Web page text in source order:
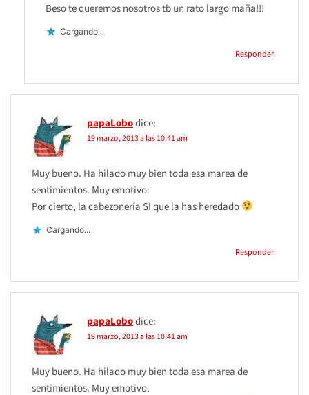
Beso te queremos nosotros tb un rato largo maña!!!
Cargando...
Responder
papaLobodice:
19 marzo, 2013 a las 10:41 am
Muy bueno. Ha hilado muy bien toda esa marea de
sentimientos. Muy emotivo.
Por cierto, la cabezonería SI que la has heredado
Cargando...
Responder
papaLobodice:
19 marzo, 2013 a las 10:41 am
Muy bueno. Ha hilado muy bien toda esa marea de
sentimientos. Muy emotivo.